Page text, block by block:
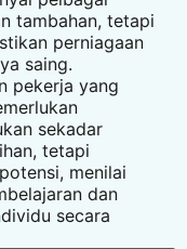
tambahan, tetapi
perniagaan
saing.
pekerja yang
sekadar
tetapi
menilai
dan
secara